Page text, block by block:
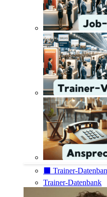
⬛️ Trainer-
Trainer-Datenbank